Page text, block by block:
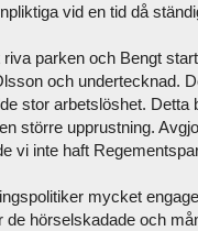
vid en tid då
parken och Bengt
och undertecknad.
stor arbetslöshet. Detta
större upprustning.
vi inte haft
mycket
hörselskadade och